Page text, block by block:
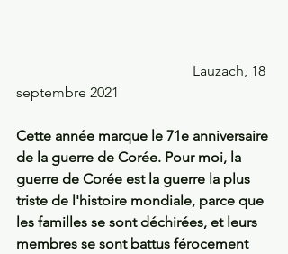
septembre 2021
Cette année marque le 71e anniversaire
de la guerre de Corée. Pour moi, la
guerre de Corée est la guerre la plus
triste de l'histoire mondiale, parce que
les familles se sont déchirées, et leurs
membres se sont battus férocement